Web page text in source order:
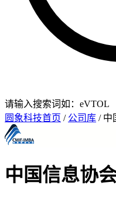
请输入搜索词如：eVTOL
圆象科技首页 / 公司库 / 中
中国信息协